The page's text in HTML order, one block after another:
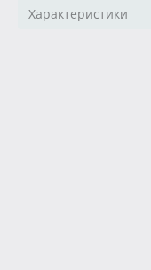
Характеристики